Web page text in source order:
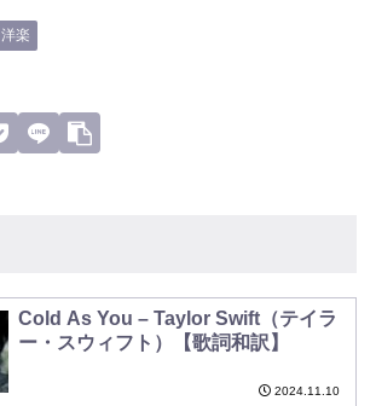
洋楽
Cold As You – Taylor Swift（テイラ
ー・スウィフト）【歌詞和訳】
2024.11.10